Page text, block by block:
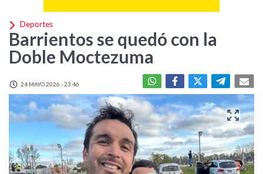
Deportes
Barrientos se quedó con la
Doble Moctezuma
24 MAYO 2026 - 23:46